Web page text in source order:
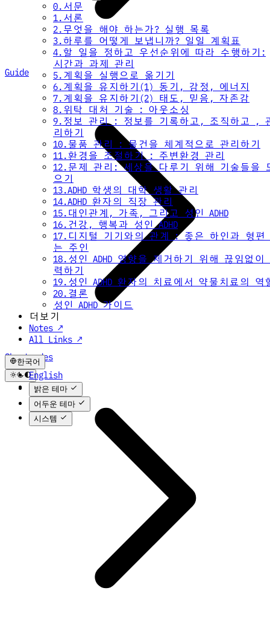
0.서문
1.서론
2.무엇을 해야 하는가? 실행 목록
3.하루를 어떻게 보냅니까? 일일 계획표
4.할 일을 정하고 우선순위에 따라 수행하기:
시간과 과제 관리
5.계획을 실행으로 옮기기
6.계획을 유지하기(1) 동기, 감정, 에너지
7.계획을 유지하기(2) 태도, 믿음, 자존감
8.위탁 대처 기술 : 아웃소싱
9.정보 관리 : 정보를 기록하고, 조직하고 ,
리하기
10.물품 관리 : 물건을 체계적으로 관리하기
11.환경을 조절하기 : 주변환경 관리
12.문제 관리: 세상을 다루기 위해 기술들을
으기
13.ADHD 학생의 대학 생활 관리
14.ADHD 환자의 직장 관리
15.대인관계, 가족, 그리고 성인 ADHD
16.건강, 행복과 성인 ADHD
17.디지털 기기와의 관계 : 좋은 하인과 형편
는 주인
18.성인 ADHD 영향을 제거하기 위해 끊임없이
력하기
19.성인 ADHD 환자의 치료에서 약물치료의 역
20.결론
성인 ADHD 가이드
더보기
Notes ↗
All Links ↗
한국어
English
한국어
밝은 테마
어두운 테마
시스템
Guide
Shortcodes